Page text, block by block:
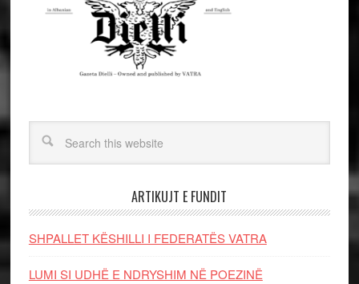
ARTIKUJT E FUNDIT
SHPALLET KËSHILLI I FEDERATËS VATRA
LUMI SI UDHË E NDRYSHIM NË POEZINË